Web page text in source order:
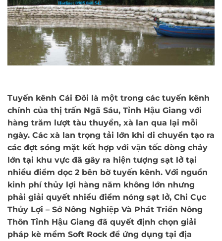
Tuyến kênh Cái Đôi là một trong các tuyến kênh
chính của thị trấn Ngã Sáu, Tỉnh Hậu Giang với
hàng trăm lượt tàu thuyền, xà lan qua lại mỗi
ngày. Các xà lan trọng tải lớn khi di chuyển tạo ra
các đợt sóng mặt kết hợp với vận tốc dòng chảy
lớn tại khu vực đã gây ra hiện tượng sạt lở tại
nhiều điểm dọc 2 bên bờ tuyến kênh. Với nguồn
kinh phí thủy lợi hàng năm không lớn nhưng
phải giải quyết nhiều điểm nóng sạt lở, Chi Cục
Thủy Lợi – Sở Nông Nghiệp Và Phát Triển Nông
Thôn Tỉnh Hậu Giang đã quyết định chọn giải
pháp kè mềm Soft Rockđể ứng dụng tại địa